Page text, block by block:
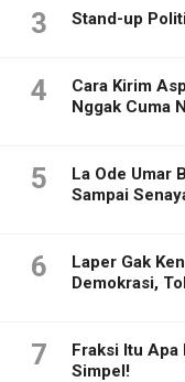
3 Stand-up
4
Cara Kirim
Nggak Cuma
5
La Ode Umar
Sampai
6
Laper Gak
Demokrasi,
7
Fraksi Itu Apa
Simpel!